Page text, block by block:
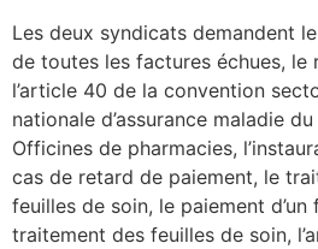
Les deux syndicats demandent
de toutes les factures échues,
l’article 40 de la convention
nationale d’assurance maladie
Officines de pharmacies,
cas de retard de paiement, le
feuilles de soin, le paiement
traitement des feuilles de soin,